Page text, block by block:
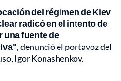
del régimen de Kiev
radicó en el intento de
una fuente de
, denunció el portavoz del
Igor Konashenkov.